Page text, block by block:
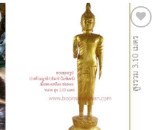
Add to
Wishlist